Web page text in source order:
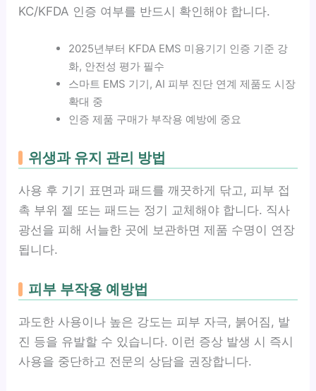
KC/KFDA 인증 여부를 반드시 확인해야 합니다.
2025년부터 KFDA EMS 미용기기 인증 기준 강
화, 안전성 평가 필수
스마트 EMS 기기, AI 피부 진단 연계 제품도 시장
확대 중
인증 제품 구매가 부작용 예방에 중요
위생과 유지 관리 방법
사용 후 기기 표면과 패드를 깨끗하게 닦고, 피부 접
촉 부위 젤 또는 패드는 정기 교체해야 합니다. 직사
광선을 피해 서늘한 곳에 보관하면 제품 수명이 연장
됩니다.
피부 부작용 예방법
과도한 사용이나 높은 강도는 피부 자극, 붉어짐, 발
진 등을 유발할 수 있습니다. 이런 증상 발생 시 즉시
사용을 중단하고 전문의 상담을 권장합니다.